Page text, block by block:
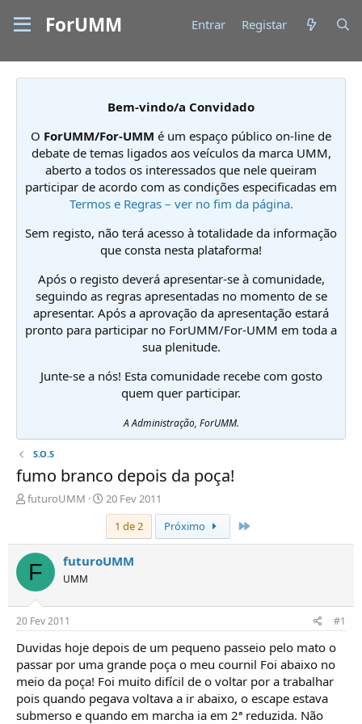
ForUMM Entrar Registar
Bem-vindo/a Convidado
O ForUMM/For-UMM é um espaço público on-line de
debate de temas ligados aos veículos da marca UMM,
aberto a todos os interessados que nele queiram
participar de acordo com as condições especificadas em
Termos e Regras – ver no fim da página.
Sem registo, não terá acesso à totalidade da informação
que consta nesta plataforma!
Após o registo deverá apresentar-se à comunidade,
seguindo as regras apresentadas no momento de se
apresentar. Após a aprovação da apresentação estará
pronto para participar no ForUMM/For-UMM em toda a
sua plenitude.
Junte-se a nós! Esta comunidade recebe com gosto
quem quer participar.
A Administração, ForUMM.
S.O.S
fumo branco depois da poça!
I
c
i
d
d
e
ó
p
i
c
futuroUMM
D
a
a
d
e
i
o
20 Fev 2011
1 de 2
Próximo
F futuroUMM
UMM
20 Fev 2011 #1
Duvidas hoje depois de um pequeno passeio pelo mato o
passar por uma grande poça o meu cournil Foi abaixo no
meio da poça! Foi muito difícil de o voltar por a trabalhar
pois quando pegava voltava a ir abaixo, o escape estava
submerso e quando em marcha ia em 2ª reduzida. Não